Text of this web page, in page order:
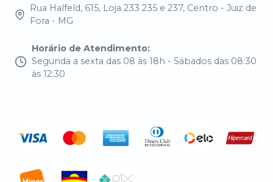
Rua Halfeld, 615, Loja 233 235 e 237, Centro - Juiz de
Fora - MG
Horário de Atendimento:
Segunda a sexta das 08 às 18h - Sábados das 08:30
às 12:30